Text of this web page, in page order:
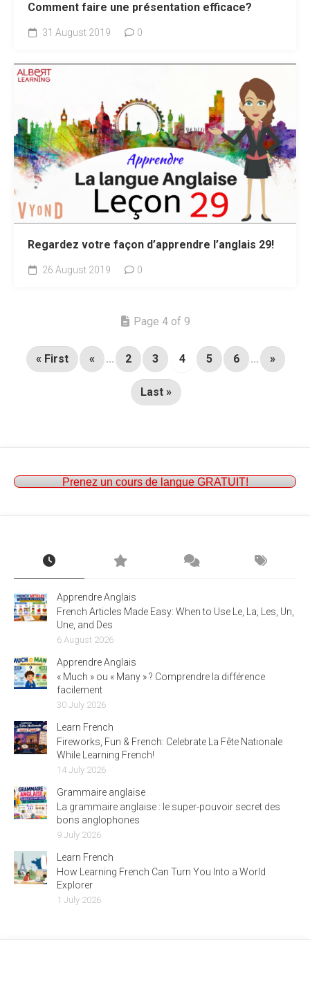
Comment faire une présentation efficace?
31 August 2019 0
Regardez votre façon d’apprendre l’anglais 29!
26 August 2019 0
Page 4 of 9
« First « ... 2 3 4 5 6 ... »
Last »
Prenez un cours de langue GRATUIT!
Apprendre Anglais
French Articles Made Easy: When to Use Le, La, Les, Un,
Une, and Des
6 August 2026
Apprendre Anglais
« Much » ou « Many » ? Comprendre la différence
facilement
30 July 2026
Learn French
Fireworks, Fun & French: Celebrate La Fête Nationale
While Learning French!
14 July 2026
Grammaire anglaise
La grammaire anglaise : le super-pouvoir secret des
bons anglophones
9 July 2026
Learn French
How Learning French Can Turn You Into a World
Explorer
1 July 2026